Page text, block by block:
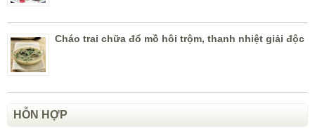
Cháo trai chữa đổ mồ hôi trộm, thanh nhiệt giải độc
HỖN HỢP